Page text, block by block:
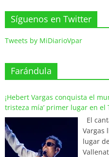
Síguenos en Twitter
Tweets by MiDiarioVpar
Farándula
¡Hebert Vargas conquista el
tristeza mía’ primer lugar en el
del Vallenato
El
Vargas
lugar